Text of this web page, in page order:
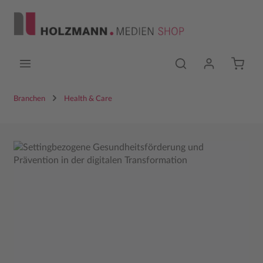
Branchen Health & Care
Bildergalerie überspringen